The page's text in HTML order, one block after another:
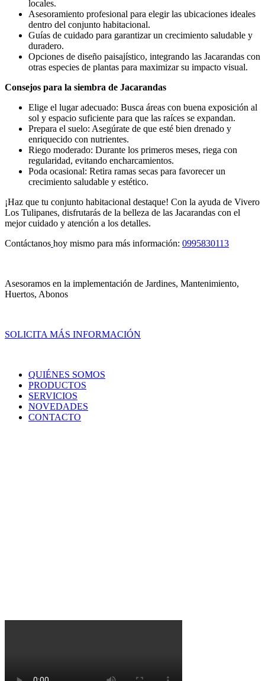
locales.
Asesoramiento profesional para elegir las ubicaciones ideales
dentro del conjunto habitacional.
Guías de cuidado para garantizar un crecimiento saludable y
duradero.
Opciones de diseño paisajístico, integrando las Jacarandas con
otras especies de plantas para maximizar su impacto visual.
Consejos para la siembra de Jacarandas
Elige el lugar adecuado: Busca áreas con buena exposición al
sol y espacio suficiente para que las raíces se expandan.
Prepara el suelo: Asegúrate de que esté bien drenado y
enriquecido con nutrientes.
Riego moderado: Durante los primeros meses, riega con
regularidad, evitando encharcamientos.
Poda ocasional: Retira ramas secas para favorecer un
crecimiento saludable y estético.
¡Haz que tu conjunto habitacional destaque! Con la ayuda de Vivero
Los Tulipanes, disfrutarás de la belleza de las Jacarandas con el
mejor cuidado y atención a los detalles.
Contáctanos hoy mismo para más información: 0995830113
Asesoramos en la implementación de Jardines, Mantenimiento,
Huertos, Abonos
SOLICITA MÁS INFORMACIÓN
QUIÉNES SOMOS
PRODUCTOS
SERVICIOS
NOVEDADES
CONTACTO